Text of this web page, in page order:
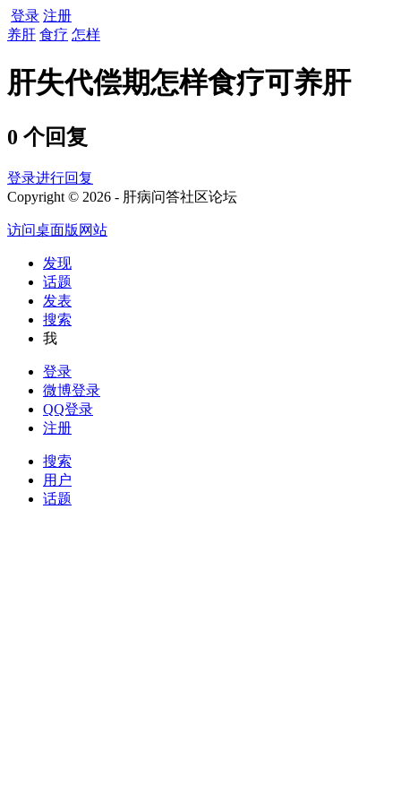
登录 注册
养肝 食疗 怎样
肝失代偿期怎样食疗可养肝
0 个回复
登录进行回复
Copyright © 2026 - 肝病问答社区论坛
访问桌面版网站
发现
话题
发表
搜索
我
登录
微博登录
QQ登录
注册
搜索
用户
话题